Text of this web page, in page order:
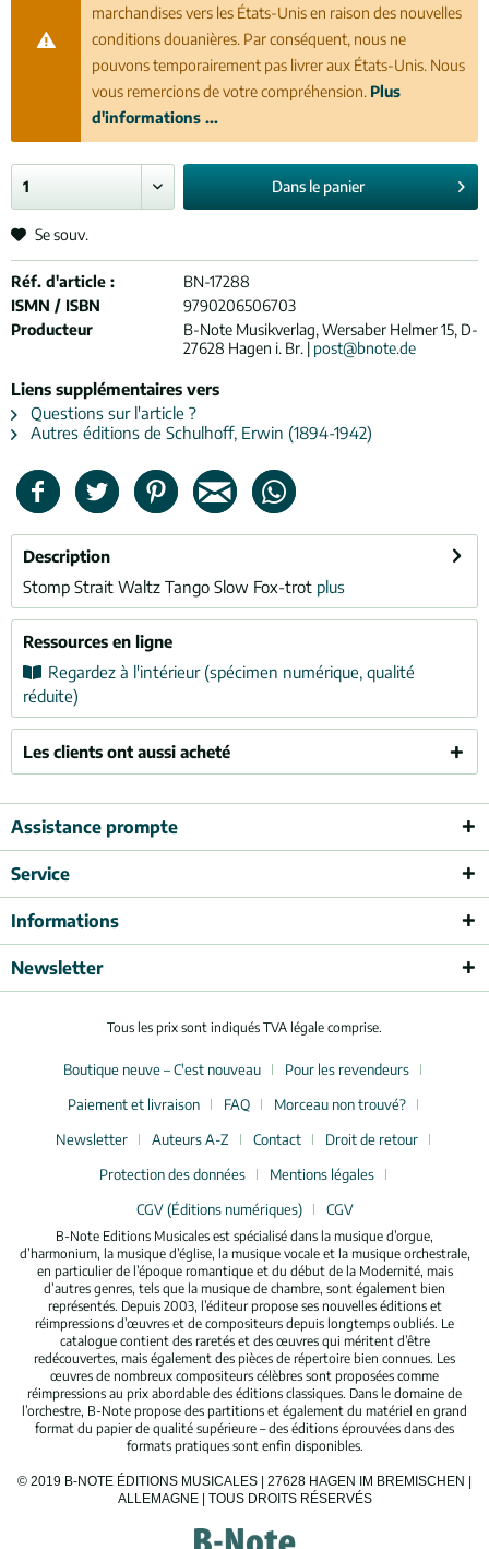
marchandises vers les États-Unis en raison des nouvelles
conditions douanières. Par conséquent, nous ne
pouvons temporairement pas livrer aux États-Unis. Nous
vous remercions de votre compréhension. Plus
d'informations ...
Dans le panier
Se souv.
Réf. d'article :
BN-17288
ISMN / ISBN
9790206506703
Producteur
B-Note Musikverlag, Wersaber Helmer 15, D-
27628 Hagen i. Br. | post@bnote.de
Liens supplémentaires vers
Questions sur l'article ?
Autres éditions de Schulhoff, Erwin (1894-1942)
Description
Stomp Strait Waltz Tango Slow Fox-trot plus
Ressources en ligne
Regardez à l'intérieur (spécimen numérique, qualité
réduite)
Les clients ont aussi acheté
Assistance prompte
Service
Informations
Newsletter
Tous les prix sont indiqués TVA légale comprise.
Boutique neuve – C'est nouveau
Pour les revendeurs
Paiement et livraison
FAQ
Morceau non trouvé?
Newsletter
Auteurs A-Z Contact
Droit de retour
Protection des données
Mentions légales
CGV (Éditions numériques)
CGV
B-Note Editions Musicales est spécialisé dans la musique d’orgue,
d’harmonium, la musique d’église, la musique vocale et la musique orchestrale,
en particulier de l’époque romantique et du début de la Modernité, mais
d’autres genres, tels que la musique de chambre, sont également bien
représentés. Depuis 2003, l’éditeur propose ses nouvelles éditions et
réimpressions d’œuvres et de compositeurs depuis longtemps oubliés. Le
catalogue contient des raretés et des œuvres qui méritent d’être
redécouvertes, mais également des pièces de répertoire bien connues. Les
œuvres de nombreux compositeurs célèbres sont proposées comme
réimpressions au prix abordable des éditions classiques. Dans le domaine de
l’orchestre, B-Note propose des partitions et également du matériel en grand
format du papier de qualité supérieure – des éditions éprouvées dans des
formats pratiques sont enfin disponibles.
© 2019 B-NOTE ÉDITIONS MUSICALES | 27628 HAGEN IM BREMISCHEN |
ALLEMAGNE | TOUS DROITS RÉSERVÉS